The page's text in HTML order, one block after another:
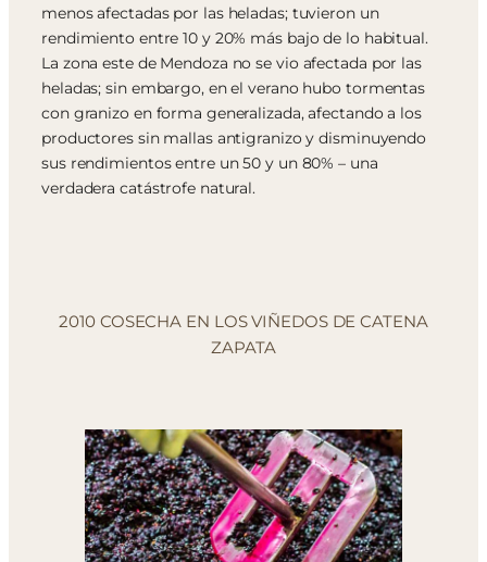
menos afectadas por las heladas; tuvieron un
rendimiento entre 10 y 20% más bajo de lo habitual.
La zona este de Mendoza no se vio afectada por las
heladas; sin embargo, en el verano hubo tormentas
con granizo en forma generalizada, afectando a los
productores sin mallas antigranizo y disminuyendo
sus rendimientos entre un 50 y un 80% – una
verdadera catástrofe natural.
2010 COSECHA EN LOS VIÑEDOS DE CATENA
ZAPATA